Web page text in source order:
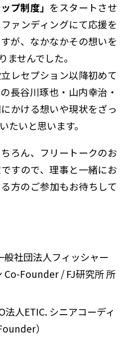
プ制度」 をスタートさせ
ァンディングにて応援を
が、なかなかその想いを
ませんでした。
レセプション以降初めて
長谷川琢也・山内幸治・
かける想いや現状をざっ
たいと思います。
ろん、フリートークのお
すので、理事と一緒にお
方のご参加もお待ちして
般社団法人フィッシャー
Co-Founder / FJ研究所 所
法人ETIC. シニアコーディ
）